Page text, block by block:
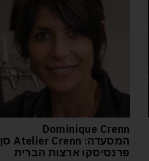
Dominique Crenn
המסעדה: Atelier Crenn סן
פרנסיסקו ארצות הברית